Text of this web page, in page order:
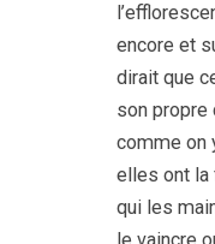
encore et
dirait que
son propre
comme on
elles ont la
qui les